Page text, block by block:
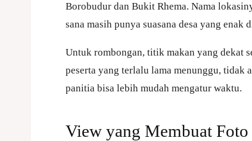
Borobudur dan Bukit Rhema. Nama
sana masih punya suasana desa yang enak
Untuk rombongan, titik makan yang dekat
peserta yang terlalu lama menunggu, tidak
panitia bisa lebih mudah mengatur waktu.
View yang Membuat